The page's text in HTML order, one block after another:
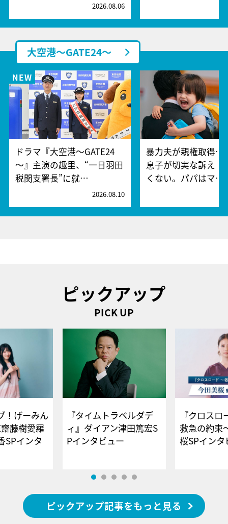
2026.08.06
大空港～GATE24～
ドラマ『大空港～GATE24
～』主演の趣里、“一日羽田
税関支署長”に就…
2026.08.10
暴力夫が親権取得…
息子が切実な訴え「
くない。パパはマ…
ピックアップ
PICK UP
！げーみん
藤樹愛羅
SPインタ
『タイムトラベルダデ
ィ』ダイアン津田篤宏S
Pインタビュー
『クロス
救急の約束
桜SPイ
ピックアップ記事をもっと見る